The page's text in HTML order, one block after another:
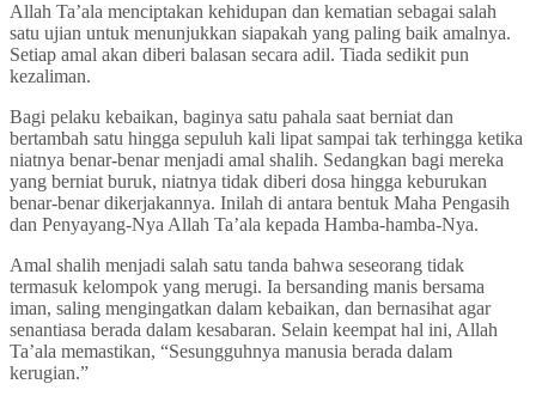
Allah Ta’ala menciptakan kehidupan dan kematian sebagai salah
satu ujian untuk menunjukkan siapakah yang paling baik amalnya.
Setiap amal akan diberi balasan secara adil. Tiada sedikit pun
kezaliman.
Bagi pelaku kebaikan, baginya satu pahala saat berniat dan
bertambah satu hingga sepuluh kali lipat sampai tak terhingga ketika
niatnya benar-benar menjadi amal shalih. Sedangkan bagi mereka
yang berniat buruk, niatnya tidak diberi dosa hingga keburukan
benar-benar dikerjakannya. Inilah di antara bentuk Maha Pengasih
dan Penyayang-Nya Allah Ta’ala kepada Hamba-hamba-Nya.
Amal shalih menjadi salah satu tanda bahwa seseorang tidak
termasuk kelompok yang merugi. Ia bersanding manis bersama
iman, saling mengingatkan dalam kebaikan, dan bernasihat agar
senantiasa berada dalam kesabaran. Selain keempat hal ini, Allah
Ta’ala memastikan, “Sesungguhnya manusia berada dalam
kerugian.”